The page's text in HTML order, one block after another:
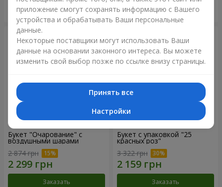
Заказать Заказать
Букет "Очарование" с
воздушными шарами
2 874 грн
Заказать
Букет с упаковкой "25
красных роз"
3 322 грн
Заказать
приложение смогут сохранять информацию с Вашего
устройства и обрабатывать Ваши персональные
данные.
Некоторые поставщики могут использовать Ваши
данные на основании законного интереса. Вы можете
изменить свой выбор позже по ссылке внизу страницы.
Принять все
Настройки